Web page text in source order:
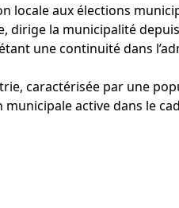
aux élections
la municipalité
une continuité dans
caractérisée par une
active dans le